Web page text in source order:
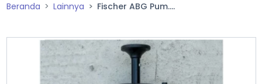
Beranda Lainnya Fischer ABG Pum....